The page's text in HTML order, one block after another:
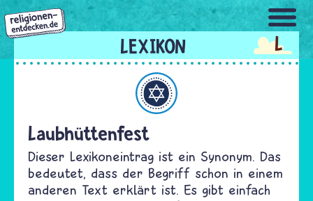
Direkt
zum
Inhalt
L
Laubhüttenfest
Dieser Lexikoneintrag ist ein Synonym. Das
bedeutet, dass der Begriff schon in einem
anderen Text erklärt ist. Es gibt einfach